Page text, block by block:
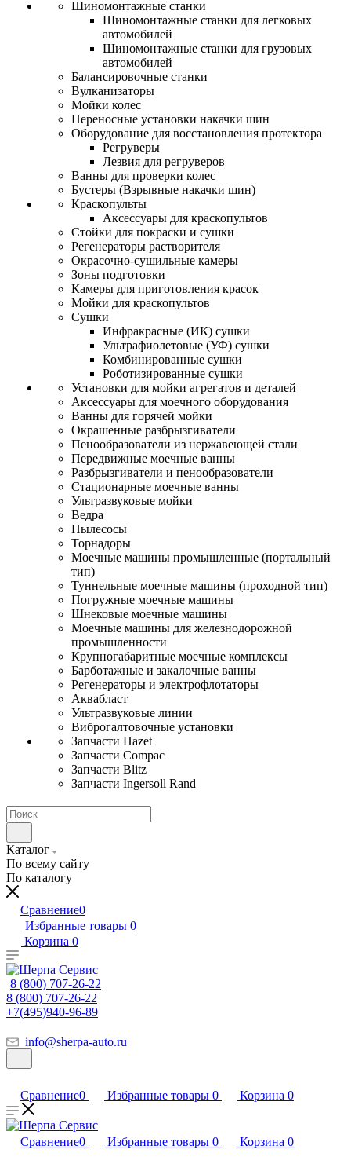
Шиномонтажные станки
Шиномонтажные станки для легковых
автомобилей
Шиномонтажные станки для грузовых
автомобилей
Балансировочные станки
Вулканизаторы
Мойки колес
Переносные установки накачки шин
Оборудование для восстановления протектора
Регруверы
Лезвия для регруверов
Ванны для проверки колес
Бустеры (Взрывные накачки шин)
Краскопульты
Аксессуары для краскопультов
Стойки для покраски и сушки
Регенераторы растворителя
Окрасочно-сушильные камеры
Зоны подготовки
Камеры для приготовления красок
Мойки для краскопультов
Сушки
Инфракрасные (ИК) сушки
Ультрафиолетовые (УФ) сушки
Комбинированные сушки
Роботизированные сушки
Установки для мойки агрегатов и деталей
Аксессуары для моечного оборудования
Ванны для горячей мойки
Окрашенные разбрызгиватели
Пенообразователи из нержавеющей стали
Передвижные моечные ванны
Разбрызгиватели и пенообразователи
Стационарные моечные ванны
Ультразвуковые мойки
Ведра
Пылесосы
Торнадоры
Моечные машины промышленные (портальный
тип)
Туннельные моечные машины (проходной тип)
Погружные моечные машины
Шнековые моечные машины
Моечные машины для железнодорожной
промышленности
Крупногабаритные моечные комплексы
Барботажные и закалочные ванны
Регенераторы и электрофлотаторы
Аквабласт
Ультразвуковые линии
Виброгалтовочные установки
Запчасти Hazet
Запчасти Compac
Запчасти Blitz
Запчасти Ingersoll Rand
Каталог
По всему сайту
По каталогу
Сравнение0
Избранные товары 0
Корзина 0
8 (800) 707-26-22
8 (800) 707-26-22
+7(495)940-96-89
info@sherpa-auto.ru
Сравнение0 Избранные товары 0 Корзина 0
Сравнение0 Избранные товары 0 Корзина 0